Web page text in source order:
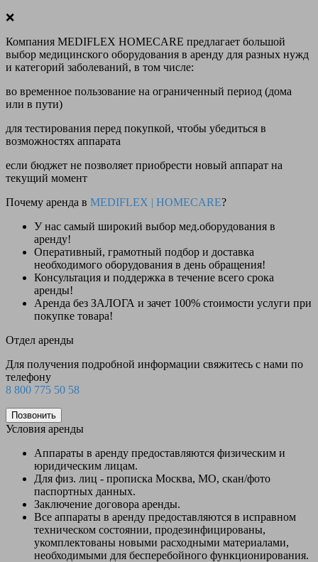
❌
Компания MEDIFLEX HOMECARE предлагает большой
выбор медицинского оборудования в аренду для разных нужд
и категорий заболеваний, в том числе:
во временное пользование на ограниченный период (дома
или в пути)
для тестирования перед покупкой, чтобы убедиться в
возможностях аппарата
если бюджет не позволяет приобрести новый аппарат на
текущий момент
Почему аренда в MEDIFLEX | HOMECARE?
У нас самый широкий выбор мед.оборудования в
аренду!
Оперативный, грамотный подбор и доставка
необходимого оборудования в день обращения!
Консультация и поддержка в течение всего срока
аренды!
Аренда без ЗАЛОГА и зачет 100% стоимости услуги при
покупке товара!
Отдел аренды
Для получения подробной информации свяжитесь с нами по
телефону
8 800 775 50 58
Позвонить
Условия аренды
Аппараты в аренду предоставляются физическим и
юридическим лицам.
Для физ. лиц - прописка Москва, МО, скан/фото
паспортных данных.
Заключение договора аренды.
Все аппараты в аренду предоставляются в исправном
техническом состоянии, продезинфицированы,
укомплектованы новыми расходными материалами,
необходимыми для бесперебойного функционирования.